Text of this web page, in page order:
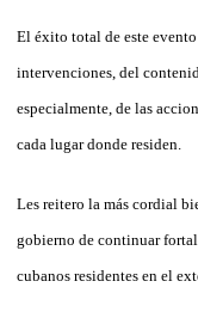
El éxito total de este
intervenciones, del
especialmente, de las
cada lugar donde residen.
Les reitero la más cordial
gobierno de continuar
cubanos residentes en el